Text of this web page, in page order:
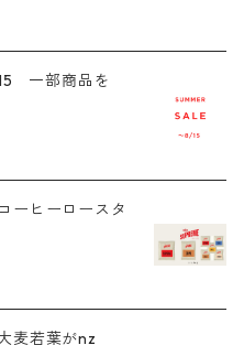
一部商品を
ーヒーロースタ
麦若葉がnz